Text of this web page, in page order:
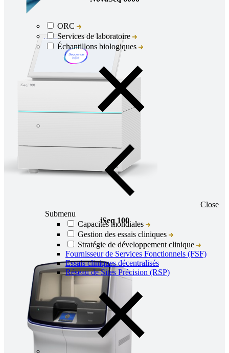
ORC
Services de laboratoire
Échantillons biologiques
Close
Submenu
Capacités mondiales
Gestion des essais cliniques
Stratégie de développement clinique
Fournisseur de Services Fonctionnels (FSF)
Essais cliniques décentralisés
Réseau de Sites Précision (RSP)
iSeq 100